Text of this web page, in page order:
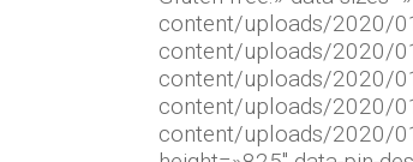
content/uploads/2020/
content/uploads/2020/
content/uploads/2020/
content/uploads/2020/
content/uploads/2020/